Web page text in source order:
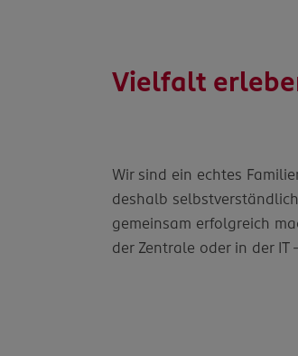
Vielfalt
Wir sind ein echtes
deshalb
gemeinsam erfolgreich
der Zentrale oder in der